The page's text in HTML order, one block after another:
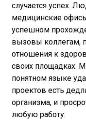
случается успех.
медицинские
успешном
вызовы коллегам,
отношения к
своих площадках.
понятном языке
проектов есть
организма, и
любую работу.